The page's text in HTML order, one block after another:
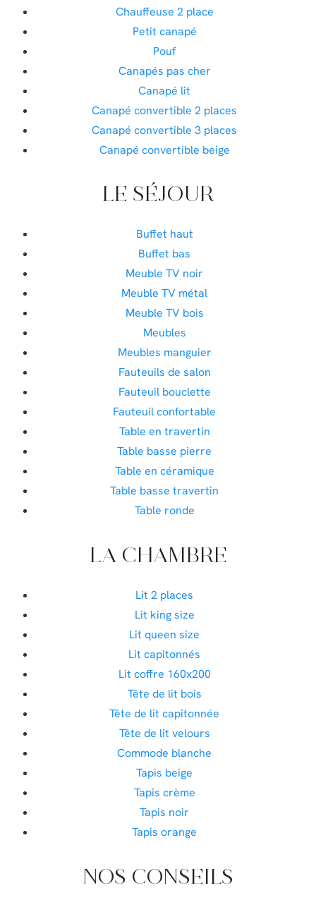
Chauffeuse 2 place
Petit canapé
Pouf
Canapés pas cher
Canapé lit
Canapé convertible 2 places
Canapé convertible 3 places
Canapé convertible beige
LE SÉJOUR
Buffet haut
Buffet bas
Meuble TV noir
Meuble TV métal
Meuble TV bois
Meubles
Meubles manguier
Fauteuils de salon
Fauteuil bouclette
Fauteuil confortable
Table en travertin
Table basse pierre
Table en céramique
Table basse travertin
Table ronde
LA CHAMBRE
Lit 2 places
Lit king size
Lit queen size
Lit capitonnés
Lit coffre 160x200
Tête de lit bois
Tête de lit capitonnée
Tête de lit velours
Commode blanche
Tapis beige
Tapis crème
Tapis noir
Tapis orange
NOS CONSEILS